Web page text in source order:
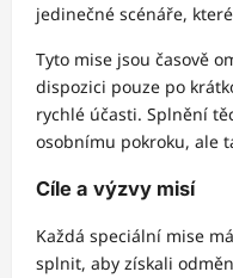
jedinečné scénáře,
Tyto mise jsou časově
dispozici pouze po
rychlé účasti. Splnění
osobnímu pokroku, ale
Cíle a výzvy misí
Každá speciální mise
splnit, aby získali